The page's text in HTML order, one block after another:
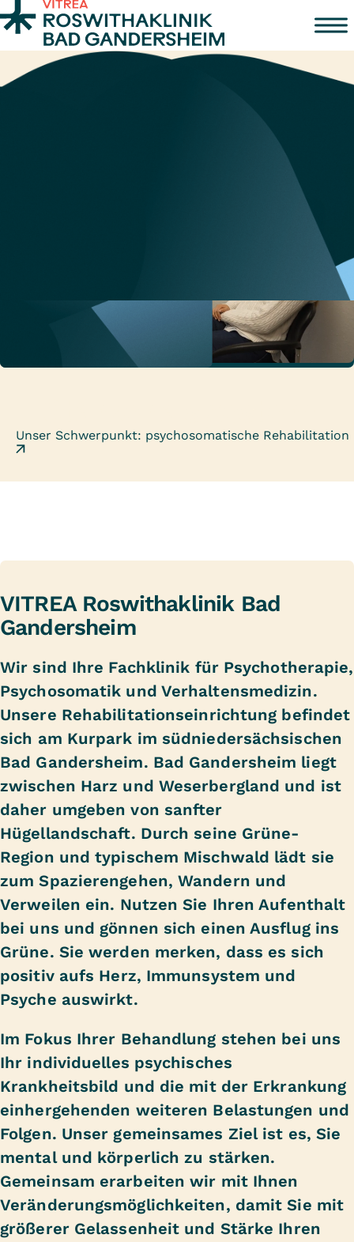
Zum Inhalt springen
Unser Schwerpunkt: psychosomatische Rehabilitation
VITREA Roswithaklinik Bad
Gandersheim
Wir sind Ihre Fachklinik für Psychotherapie,
Psychosomatik und Verhaltensmedizin.
Unsere Rehabilitationseinrichtung befindet
sich am Kurpark im südniedersächsischen
Bad Gandersheim. Bad Gandersheim liegt
zwischen Harz und Weserbergland und ist
daher umgeben von sanfter
Hügellandschaft. Durch seine Grüne-
Region und typischem Mischwald lädt sie
zum Spazierengehen, Wandern und
Verweilen ein. Nutzen Sie Ihren Aufenthalt
bei uns und gönnen sich einen Ausflug ins
Grüne. Sie werden merken, dass es sich
positiv aufs Herz, Immunsystem und
Psyche auswirkt.
Im Fokus Ihrer Behandlung stehen bei uns
Ihr individuelles psychisches
Krankheitsbild und die mit der Erkrankung
einhergehenden weiteren Belastungen und
Folgen. Unser gemeinsames Ziel ist es, Sie
mental und körperlich zu stärken.
Gemeinsam erarbeiten wir mit Ihnen
Veränderungsmöglichkeiten, damit Sie mit
größerer Gelassenheit und Stärke Ihren